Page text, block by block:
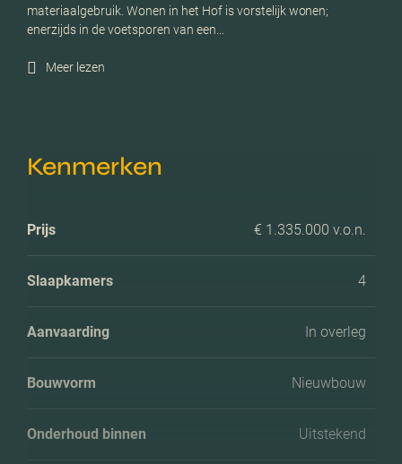
materiaalgebruik. Wonen in het Hof is vorstelijk wonen;
enerzijds in de voetsporen van een…
Meer lezen
Kenmerken
Prijs € 1.335.000 v.o.n.
Slaapkamers 4
Aanvaarding In overleg
Bouwvorm Nieuwbouw
Onderhoud binnen Uitstekend